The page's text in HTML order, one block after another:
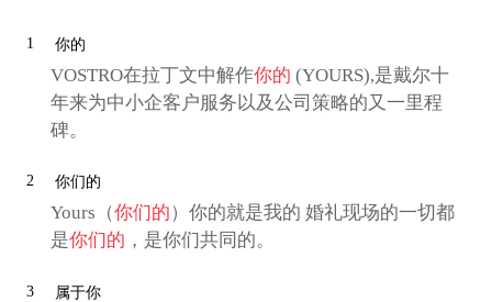
1 你的
VOSTRO在拉丁文中解作你的 (YOURS),是戴尔十
年来为中小企客户服务以及公司策略的又一里程
碑。
2 你们的
Yours（你们的）你的就是我的 婚礼现场的一切都
是你们的 ，是你们共同的。
3 属于你